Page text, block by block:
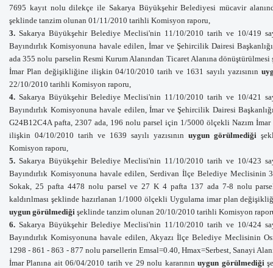
7695 kayıt nolu dilekçe ile Sakarya Büyükşehir Belediyesi mücavir
şeklinde tanzim olunan 01/11/2010 tarihli Komisyon raporu,
3. Sakarya Büyükşehir Belediye Meclisi'nin 11/10/2010 tarih ve 10/419
Bayındırlık Komisyonuna havaleedilen,İmar ve Şehircilik Dairesi
ada 355 nolu parselin Resmi Kurum Alanından Ticaret Alanına
İmar Plan değişikliğine ilişkin 04/10/2010 tarih ve 1631 sayılı yazısının
22/10/2010 tarihli Komisyon raporu,
4. Sakarya Büyükşehir Belediye Meclisi'nin 11/10/2010 tarih ve 10/421
Bayındırlık Komisyonuna havale edilen, İmar ve Şehircilik Dairesi
G24B12C4A pafta, 2307 ada, 196 nolu parsel için 1/5000 ölçekli Nazım
ilişkin 04/10/2010 tarih ve 1639 sayılı yazısının uygun görülmediği
Komisyon raporu,
5. Sakarya Büyükşehir Belediye Meclisi'nin 11/10/2010 tarih ve 10/423
Bayındırlık Komisyonuna havaleedilen,Serdivan İlçe Belediye Meclisinin
Sokak, 25 pafta 4478 nolu parsel ve 27 K 4 pafta 137 ada 7-8 nolu
kaldırılması şeklinde hazırlanan 1/1000 ölçekli Uygulama imar plan
uygun görülmediği şeklinde tanzim olunan 20/10/2010 tarihli Komisyon
6. Sakarya Büyükşehir Belediye Meclisi'nin 11/10/2010 tarih ve 10/424
Bayındırlık Komisyonuna havale edilen, Akyazı İlçe Belediye Meclisinin
1298 - 861 - 863 - 877 nolu parsellerin Emsal=0.40, Hmax=Serbest, Sanayi
İmar Planına ait 06/04/2010 tarih ve 29 nolu kararınınuygun görülmediği